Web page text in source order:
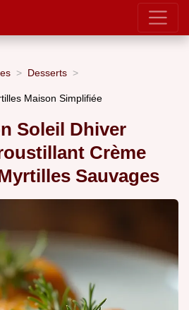
Desserts
Maison Simplifiée
Soleil Dhiver
Crème
Sauvages